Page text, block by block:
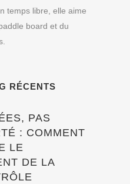
temps libre, elle aime
board et du
RÉCENTS
PAS
: COMMENT
LE
DE LA